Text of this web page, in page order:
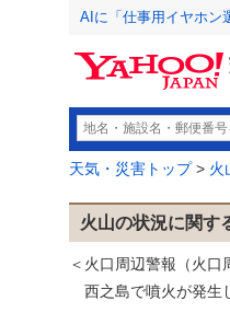
AIに「仕事用イヤホン
天気・災害トップ> 火
火山の状況に関す
＜火口周辺警報（火口
西之島で噴火が発生